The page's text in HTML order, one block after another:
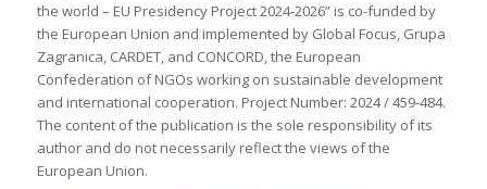
the world – EU Presidency Project 2024-2026” is co-funded by
the European Union and implemented by Global Focus, Grupa
Zagranica, CARDET, and CONCORD, the European
Confederation of NGOs working on sustainable development
and international cooperation. Project Number: 2024 / 459-484.
The content of the publication is the sole responsibility of its
author and do not necessarily reflect the views of the
European Union.